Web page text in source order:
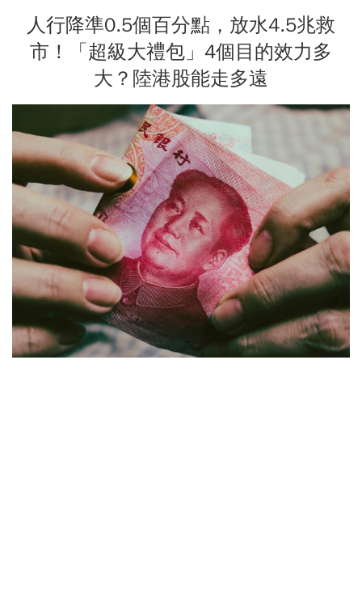
人行降準0.5個百分點，放水4.5兆救
市！「超級大禮包」4個目的效力多
大？陸港股能走多遠